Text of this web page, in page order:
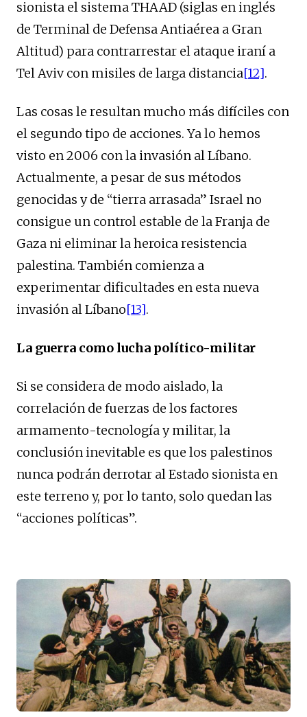
sionista el sistema THAAD (siglas en inglés
de Terminal de Defensa Antiaérea a Gran
Altitud) para contrarrestar el ataque iraní a
Tel Aviv con misiles de larga distancia[12].
Las cosas le resultan mucho más difíciles con
el segundo tipo de acciones. Ya lo hemos
visto en 2006 con la invasión al Líbano.
Actualmente, a pesar de sus métodos
genocidas y de “tierra arrasada” Israel no
consigue un control estable de la Franja de
Gaza ni eliminar la heroica resistencia
palestina. También comienza a
experimentar dificultades en esta nueva
invasión al Líbano[13].
La guerra como lucha político-militar
Si se considera de modo aislado, la
correlación de fuerzas de los factores
armamento-tecnología y militar, la
conclusión inevitable es que los palestinos
nunca podrán derrotar al Estado sionista en
este terreno y, por lo tanto, solo quedan las
“acciones políticas”.